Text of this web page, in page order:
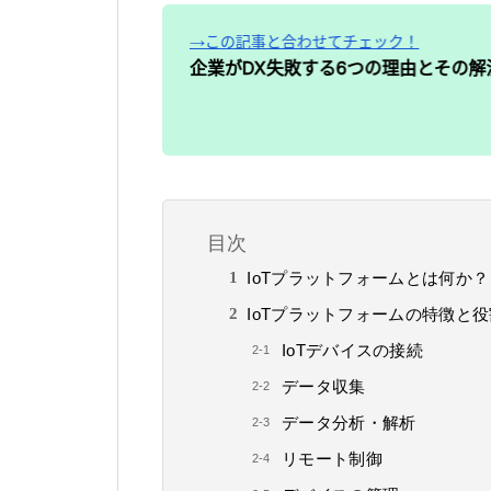
目次
IoTプラットフォームとは何か？
IoTプラットフォームの特徴と
IoTデバイスの接続
データ収集
データ分析・解析
リモート制御